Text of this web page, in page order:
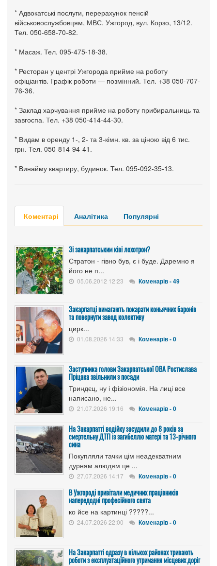
* Адвокатські послуги, перерахунок пенсій
військовослужбовцям, МВС. Ужгород, вул. Корзо, 13/12.
Тел. 050-658-70-82.
* Масаж. Тел. 095-475-18-38.
* Ресторан у центрі Ужгорода прийме на роботу
офіціантів. Графік роботи — позмінний. Тел. +38 050-707-
76-36.
* Заклад харчування прийме на роботу прибиральниць та
завгоспа. Тел. +38 050-414-44-30.
* Видам в оренду 1-, 2- та 3-кімн. кв. за ціною від 6 тис.
грн. Тел. 050-814-94-41.
* Винайму квартиру, будинок. Тел. 095-092-35-13.
Коментарі Аналітика Популярні
Зі закарпатським ківі лохотрон?
Стратон - гівно був, є і буде. Даремно я
його не п...
05.06.2012 12:23 Коменарів - 49
Закарпатці вимагають покарати коньячних баронів
та повернути завод колективу
цирк...
01.08.2026 14:33 Коменарів - 0
Заступника голови Закарпатської ОВА Ростислава
Пріцака звільнили з посади
Триндєц, ну і фізіономія. На лиці все
написано, не...
21.07.2026 19:16 Коменарів - 0
На Закарпатті водійку засудили до 8 років за
смертельну ДТП із загибеллю матері та 13-річного
сина
Покупляли тачки цім неадекватним
дурням алюдям це ...
27.07.2026 14:17 Коменарів - 0
В Ужгороді привітали медичних працівників
напередодні професійного свята
ко йсе на картинці ?????...
24.07.2026 22:00 Коменарів - 0
На Закарпатті одразу в кількох районах тривають
роботи з експлуатаційного утримання місцевих доріг